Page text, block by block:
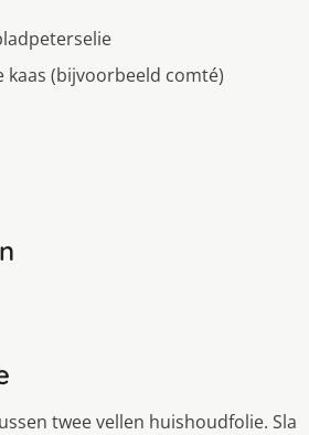
kaas (bijvoorbeeld comté)
twee vellen huishoudfolie. Sla